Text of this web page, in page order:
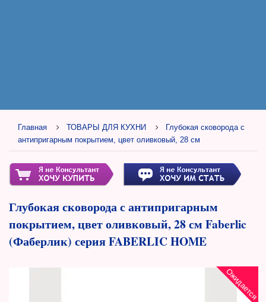
Главная ТОВАРЫ ДЛЯ КУХНИ
Глубокая сковорода с
антипригарным покрытием, цвет оливковый, 28 см
Глубокая сковорода с антипригарным
покрытием, цвет оливковый, 28 см Faberlic
(Фаберлик) серия FABERLIC HOME
Ожидается